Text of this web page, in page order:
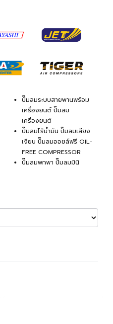
ปั๊มลมระบบสายพานพร้อม
เครื่องยนต์ ปั๊มลม
เครื่องยนต์
ปั๊มลมไร้น้ำมัน ปั๊มลมเสียง
เงียบ ปั๊มลมออยล์ฟรี OIL-
FREE COMPRESSOR
ปั๊มลมพกพา ปั๊มลมมินิ